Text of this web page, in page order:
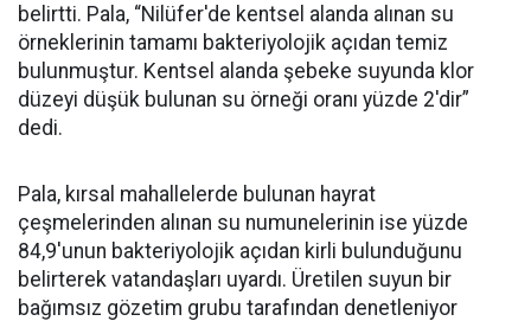
belirtti. Pala, “Nilüfer'de kentsel alanda alınan su
örneklerinin tamamı bakteriyolojik açıdan temiz
bulunmuştur. Kentsel alanda şebeke suyunda klor
düzeyi düşük bulunan su örneği oranı yüzde 2'dir”
dedi.
Pala, kırsal mahallelerde bulunan hayrat
çeşmelerinden alınan su numunelerinin ise yüzde
84,9'unun bakteriyolojik açıdan kirli bulunduğunu
belirterek vatandaşları uyardı. Üretilen suyun bir
bağımsız gözetim grubu tarafından denetleniyor